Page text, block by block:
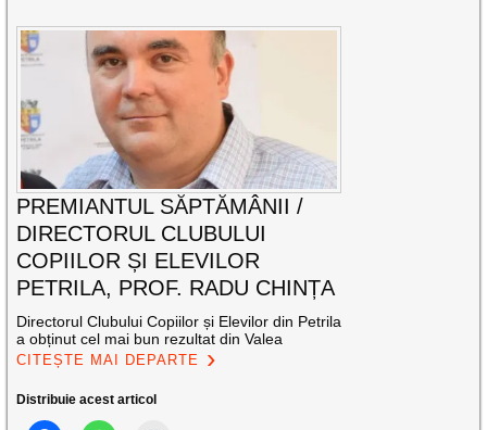
PREMIANTUL SĂPTĂMÂNII /
DIRECTORUL CLUBULUI
COPIILOR ȘI ELEVILOR
PETRILA, PROF. RADU CHINȚA
Directorul Clubului Copiilor și Elevilor din Petrila
a obținut cel mai bun rezultat din Valea
CITEȘTE MAI DEPARTE
Distribuie acest articol